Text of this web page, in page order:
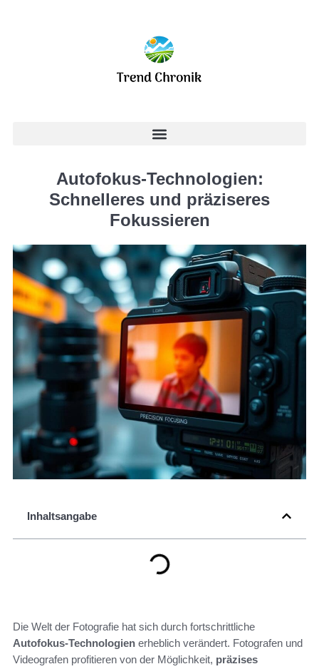
Autofokus-Technologien:
Schnelleres und präziseres
Fokussieren
Inhaltsangabe
Die Welt der Fotografie hat sich durch fortschrittliche
Autofokus-Technologien erheblich verändert. Fotografen und
Videografen profitieren von der Möglichkeit, präzises